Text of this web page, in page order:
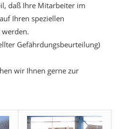
daß Ihre Mitarbeiter im
Ihren speziellen
werden.
Gefährdungsbeurteilung)
wir Ihnen gerne zur